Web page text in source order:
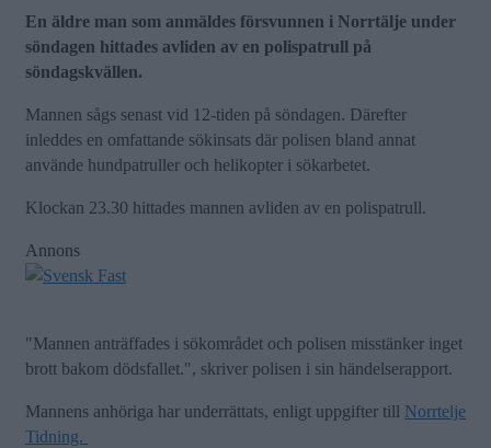
En äldre man som anmäldes försvunnen i Norrtälje under
söndagen hittades avliden av en polispatrull på
söndagskvällen.
Mannen sågs senast vid 12-tiden på söndagen. Därefter
inleddes en omfattande sökinsats där polisen bland annat
använde hundpatruller och helikopter i sökarbetet.
Klockan 23.30 hittades mannen avliden av en polispatrull.
Annons
"Mannen anträffades i sökområdet och polisen misstänker inget
brott bakom dödsfallet.", skriver polisen i sin händelserapport.
Mannens anhöriga har underrättats, enligt uppgifter till Norrtelje
Tidning.